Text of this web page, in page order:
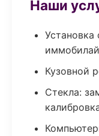
Наши
Установка
Кузовной
Стекла: